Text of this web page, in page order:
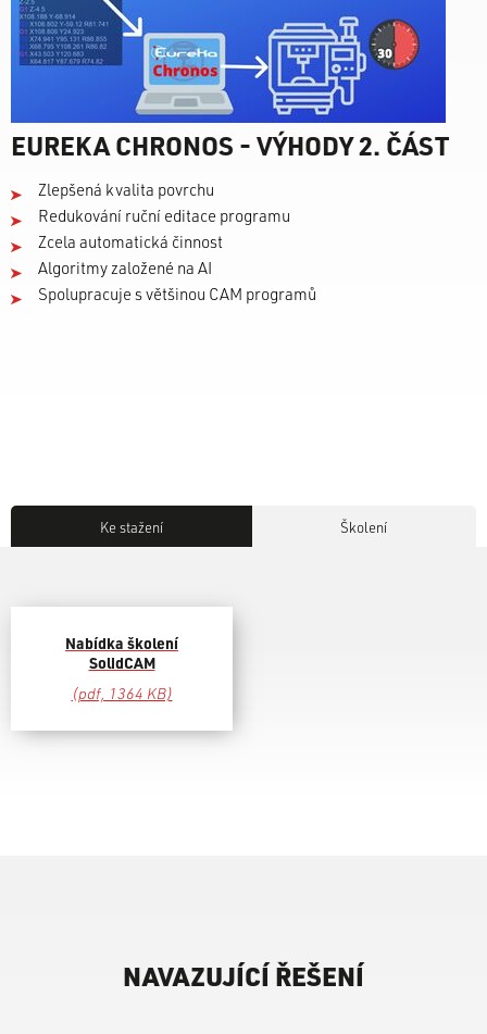
EUREKA CHRONOS - VÝHODY 2. ČÁST
Zlepšená kvalita povrchu
Redukování ruční editace programu
Zcela automatická činnost
Algoritmy založené na AI
Spolupracuje s většinou CAM programů
Ke stažení Školení
Nabídka školení
SolidCAM
(pdf, 1364 KB)
NAVAZUJÍCÍ ŘEŠENÍ